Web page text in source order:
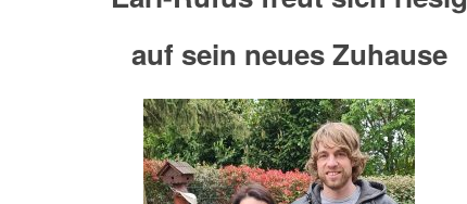
auf sein neues Zuhause